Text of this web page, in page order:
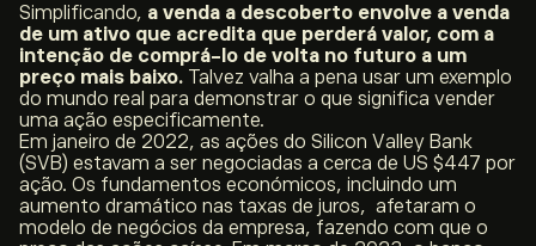
Simplificando, a venda a descoberto envolve a venda
de um ativo que acredita que perderá valor, com a
intenção de comprá-lo de volta no futuro a um
preço mais baixo. Talvez valha a pena usar um exemplo
do mundo real para demonstrar o que significa vender
uma ação especificamente.
Em janeiro de 2022, as ações do Silicon Valley Bank
(SVB) estavam a ser negociadas a cerca de US $447 por
ação. Os fundamentos económicos, incluindo um
aumento dramático nas taxas de juros, afetaram o
modelo de negócios da empresa, fazendo com que o